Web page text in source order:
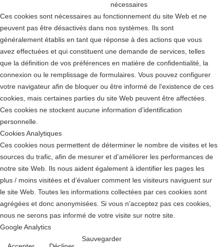
nécessaires
Ces cookies sont nécessaires au fonctionnement du site Web et ne
peuvent pas être désactivés dans nos systèmes. Ils sont
généralement établis en tant que réponse à des actions que vous
avez effectuées et qui constituent une demande de services, telles
que la définition de vos préférences en matière de confidentialité, la
connexion ou le remplissage de formulaires. Vous pouvez configurer
votre navigateur afin de bloquer ou être informé de l'existence de ces
cookies, mais certaines parties du site Web peuvent être affectées.
Ces cookies ne stockent aucune information d’identification
personnelle.
Cookies Analytiques
Ces cookies nous permettent de déterminer le nombre de visites et les
sources du trafic, afin de mesurer et d’améliorer les performances de
notre site Web. Ils nous aident également à identifier les pages les
plus / moins visitées et d’évaluer comment les visiteurs naviguent sur
le site Web. Toutes les informations collectées par ces cookies sont
agrégées et donc anonymisées. Si vous n'acceptez pas ces cookies,
nous ne serons pas informé de votre visite sur notre site.
Google Analytics
Sauvegarder